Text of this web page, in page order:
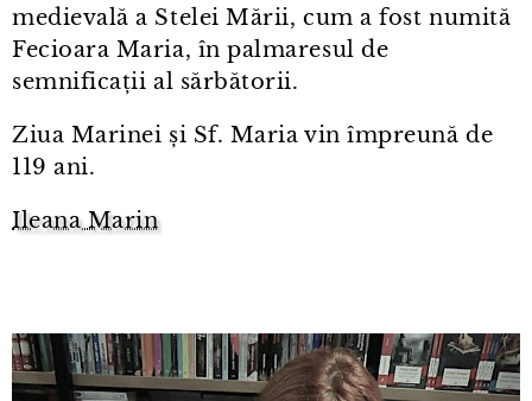
medievală a Stelei Mării, cum a fost numită
Fecioara Maria, în palmaresul de
semnificații al sărbătorii.
Ziua Marinei și Sf. Maria vin împreună de
119 ani.
Ileana Marin